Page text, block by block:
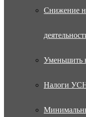
Снижение
Уменьшить
Налоги